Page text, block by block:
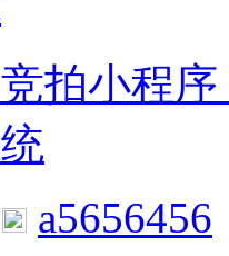
拍小程
a5656456